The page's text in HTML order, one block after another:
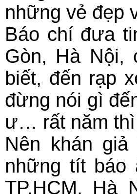
những vẻ đẹp
Báo chí đưa
Gòn, Hà Nội,
biết, đến rạp
đừng nói gì
ư… rất năm
Nên khán
những tít báo
TP.HCM, Hà